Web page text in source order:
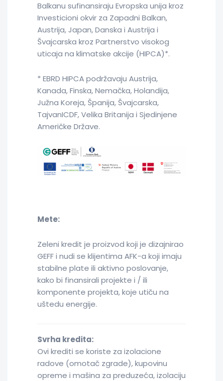
Balkanu sufinansiraju Evropska unija kroz
Investicioni okvir za Zapadni Balkan,
Austrija, Japan, Danska i Austrija i
Švajcarska kroz Partnerstvo visokog
uticaja na klimatske akcije (HIPCA)*.
* EBRD HIPCA podržavaju Austrija,
Kanada, Finska, Nemačka, Holandija,
Južna Koreja, Španija, Švajcarska,
TajvanICDF, Velika Britanija i Sjedinjene
Američke Države.
Mete:
Zeleni kredit je proizvod koji je dizajnirao
GEFF i nudi se klijentima AFK-a koji imaju
stabilne plate ili aktivno poslovanje,
kako bi finansirali projekte i / ili
komponente projekta, koje utiču na
uštedu energije.
Svrha kredita:
Ovi krediti se koriste za izolacione
radove (omotač zgrade), kupovinu
opreme i mašina za preduzeća, izolaciju